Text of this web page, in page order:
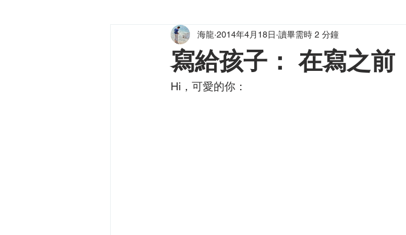
健海天使 龍（媽）窩計劃 寫給家長與老師
寫給孩子： 在寫之前
海龍 2014年4月18日 讀畢需時 2 分鐘
Hi，可愛的你：